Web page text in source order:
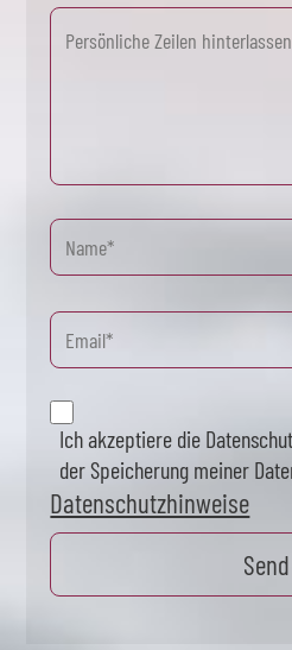
Ich akzeptiere die
der Speicherung meiner
Datenschutzhinweise